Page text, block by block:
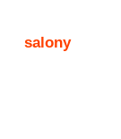
salony